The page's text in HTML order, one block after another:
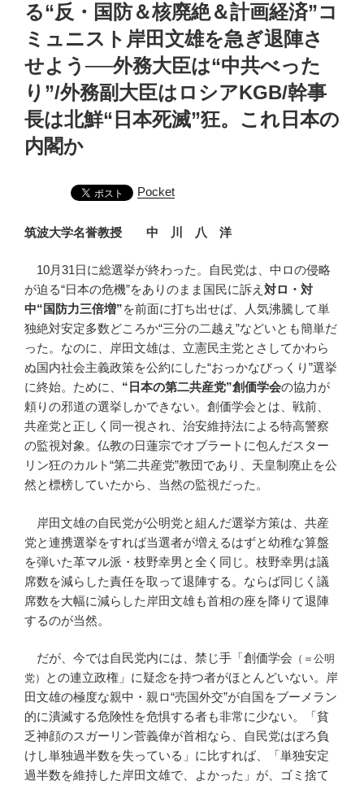
る“反・国防＆核廃絶＆計画経済”コ
ミュニスト岸田文雄を急ぎ退陣さ
せよう──外務大臣は“中共べった
り”/外務副大臣はロシアKGB/幹事
長は北鮮“日本死滅”狂。これ日本の
内閣か
Pocket
筑波大学名誉教授 中 川 八 洋
10月31日に総選挙が終わった。自民党は、中ロの侵略
が迫る“日本の危機”をありのまま国民に訴え 対ロ・対
中“国防力三倍増”を前面に打ち出せば、人気沸騰して単
独絶対安定多数どころか“三分の二越え”などいとも簡単だ
った。なのに、岸田文雄は、立憲民主党とさしてかわら
ぬ国内社会主義政策を公約にした“おっかなびっくり”選挙
に終始。ために、 “日本の第二共産党”創価学会の協力が
頼りの邪道の選挙しかできない。創価学会とは、戦前、
共産党と正しく同一視され、治安維持法による特高警察
の監視対象。仏教の日蓮宗でオブラートに包んだスター
リン狂のカルト“第二共産党”教団であり、天皇制廃止を公
然と標榜していたから、当然の監視だった。
岸田文雄の自民党が公明党と組んだ選挙方策は、共産
党と連携選挙をすれば当選者が増えるはずと幼稚な算盤
を弾いた革マル派・枝野幸男と全く同じ。枝野幸男は議
席数を減らした責任を取って退陣する。ならば同じく議
席数を大幅に減らした岸田文雄も首相の座を降りて退陣
するのが当然。
だが、今では自民党内には、禁じ手「創価学会 （＝公明
党）
との連立政権」に疑念を持つ者がほとんどいない。岸
田文雄の極度な親中・親ロ“売国外交”が自国をブーメラン
的に潰滅する危険性を危惧する者も非常に少ない。「貧
乏神顔のスガーリン菅義偉が首相なら、自民党はぼろ負
けし単独過半数を失っている」に比すれば、「単独安定
過半数を維持した岸田文雄で、よかった」が、ゴミ捨て